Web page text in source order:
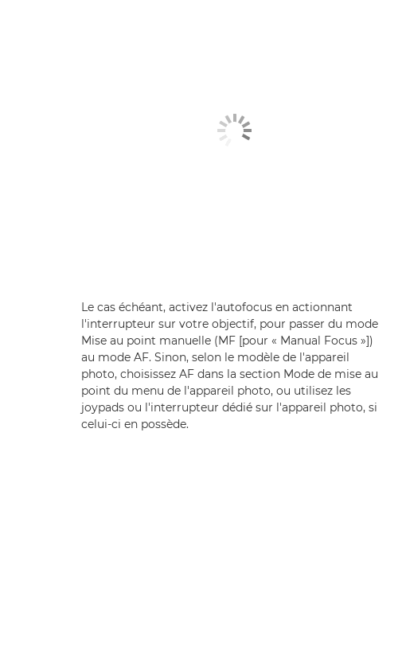
Le cas échéant, activez l'autofocus en actionnant
l'interrupteur sur votre objectif, pour passer du mode
Mise au point manuelle (MF [pour « Manual Focus »])
au mode AF. Sinon, selon le modèle de l'appareil
photo, choisissez AF dans la section Mode de mise au
point du menu de l'appareil photo, ou utilisez les
joypads ou l'interrupteur dédié sur l'appareil photo, si
celui-ci en possède.